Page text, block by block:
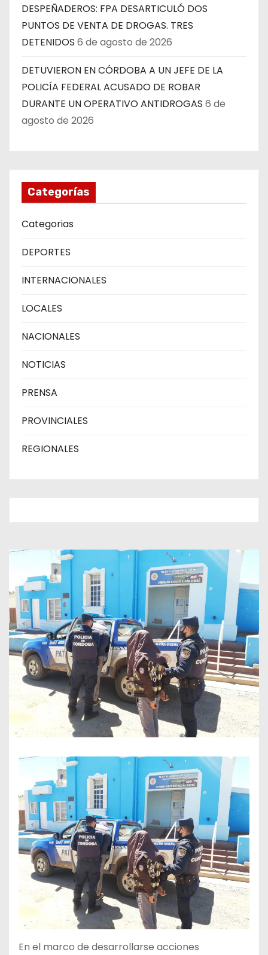
DESPEÑADEROS: FPA DESARTICULÓ DOS
PUNTOS DE VENTA DE DROGAS. TRES
DETENIDOS 6 de agosto de 2026
DETUVIERON EN CÓRDOBA A UN JEFE DE LA
POLICÍA FEDERAL ACUSADO DE ROBAR
DURANTE UN OPERATIVO ANTIDROGAS 6 de
agosto de 2026
Categorías
Categorias
DEPORTES
INTERNACIONALES
LOCALES
NACIONALES
NOTICIAS
PRENSA
PROVINCIALES
REGIONALES
En el marco de desarrollarse acciones